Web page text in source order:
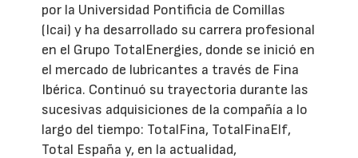
por la Universidad Pontificia de Comillas
(Icai) y ha desarrollado su carrera profesional
en el Grupo TotalEnergies, donde se inició en
el mercado de lubricantes a través de Fina
Ibérica. Continuó su trayectoria durante las
sucesivas adquisiciones de la compañía a lo
largo del tiempo: TotalFina, TotalFinaElf,
Total España y, en la actualidad,